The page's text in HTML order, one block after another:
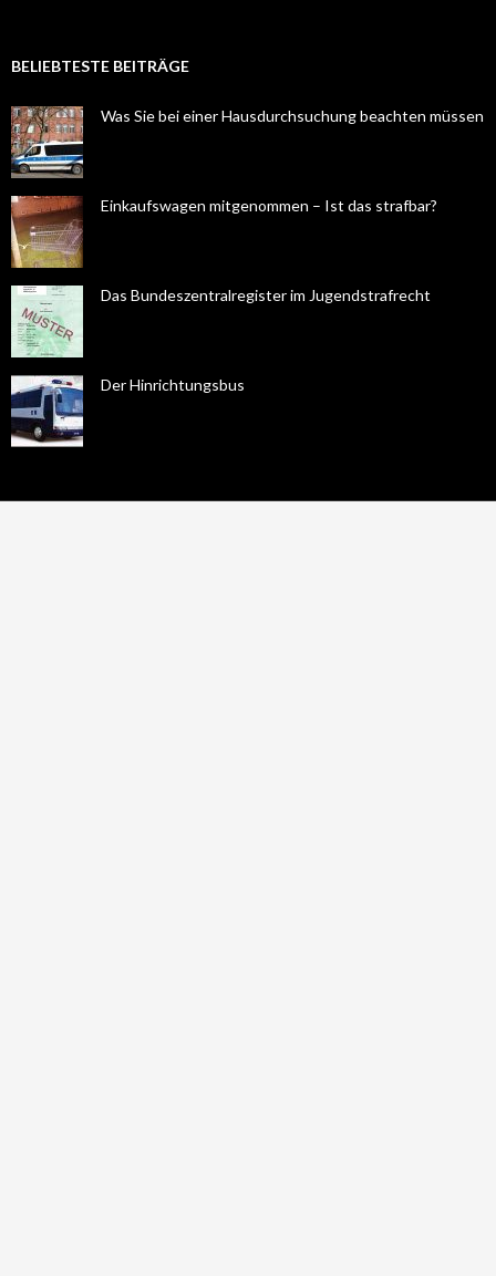
BELIEBTESTE BEITRÄGE
Was Sie bei einer Hausdurchsuchung beachten müssen
Einkaufswagen mitgenommen – Ist das strafbar?
Das Bundeszentralregister im Jugendstrafrecht
Der Hinrichtungsbus